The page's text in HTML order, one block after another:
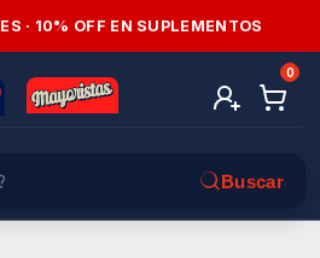
· 10% OFF EN SUPLEMENTOS
0